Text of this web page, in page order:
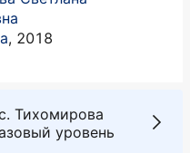
Тихомирова
уровень
, 2018